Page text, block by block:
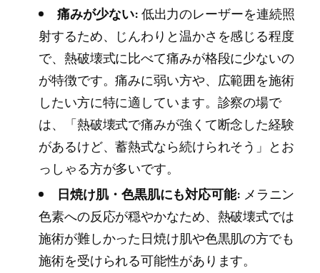
痛みが少ない:低出力のレーザーを連続照
射するため、じんわりと温かさを感じる程度
で、熱破壊式に比べて痛みが格段に少ないの
が特徴です。痛みに弱い方や、広範囲を施術
したい方に特に適しています。診察の場で
は、「熱破壊式で痛みが強くて断念した経験
があるけど、蓄熱式なら続けられそう」とお
っしゃる方が多いです。
日焼け肌・色黒肌にも対応可能: メラニン
色素への反応が穏やかなため、熱破壊式では
施術が難しかった日焼け肌や色黒肌の方でも
施術を受けられる可能性があります。